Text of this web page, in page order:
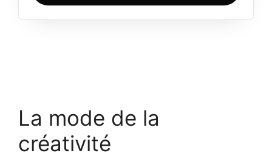
La mode de la
créativité